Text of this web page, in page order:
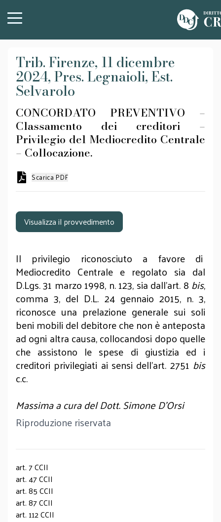
Trib. Firenze, 11 dicembre
2024, Pres. Legnaioli, Est.
Selvarolo
CONCORDATO PREVENTIVO –
Classamento dei creditori –
Privilegio del Mediocredito Centrale
– Collocazione.
Scarica PDF
Visualizza il provvedimento
Il privilegio riconosciuto a favore di
Mediocredito Centrale e regolato sia dal
D.Lgs. 31 marzo 1998, n. 123, sia dall’art. 8bis,
comma 3, del D.L. 24 gennaio 2015, n. 3,
riconosce una prelazione generale sui soli
beni mobili del debitore che non è anteposta
ad ogni altra causa, collocandosi dopo quelle
che assistono le spese di giustizia ed i
creditori privilegiati ai sensi dell’art. 2751 bis
c.c.
Massima a cura del Dott. Simone D’Orsi
Riproduzione riservata
art. 7 CCII
art. 47 CCII
art. 85 CCII
art. 87 CCII
art. 112 CCII